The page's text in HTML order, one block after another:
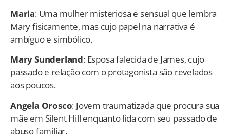
Maria: Uma mulher misteriosa e sensual que lembra
Mary fisicamente, mas cujo papel na narrativa é
ambíguo e simbólico.
Mary Sunderland: Esposa falecida de James, cujo
passado e relação com o protagonista são revelados
aos poucos.
Angela Orosco: Jovem traumatizada que procura sua
mãe em Silent Hill enquanto lida com seu passado de
abuso familiar.